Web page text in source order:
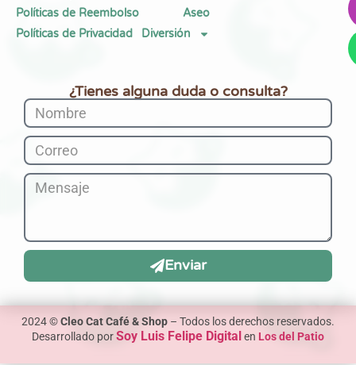
Políticas de Reembolso
Políticas de Privacidad
Aseo
Diversión
¿Tienes alguna duda o consulta?
Enviar
2024 ©Cleo Cat Café & Shop – Todos los derechos reservados.
Desarrollado porSoy Luis Felipe Digitalen Los del Patio